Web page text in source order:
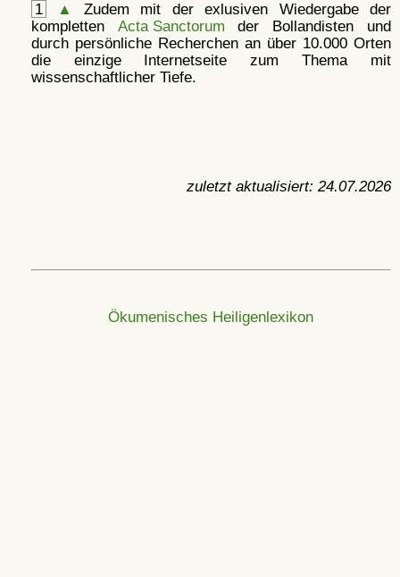
1 ▲
Zudem mit der exlusiven Wiedergabe der
kompletten Acta Sanctorum der Bollandisten und
durch persönliche Recherchen an über 10.000 Orten
die einzige Internetseite zum Thema mit
wissenschaftlicher Tiefe.
zuletzt aktualisiert: 24.07.2026
Ökumenisches Heiligenlexikon